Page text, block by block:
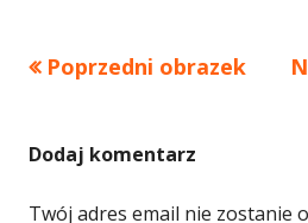
Poprzedni obrazek
Dodaj komentarz
Twój adres email nie zostanie